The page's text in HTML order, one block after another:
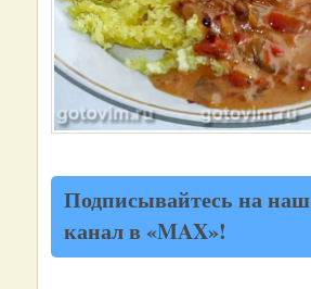
Подписывайтесь на наш
канал в «MAX»!